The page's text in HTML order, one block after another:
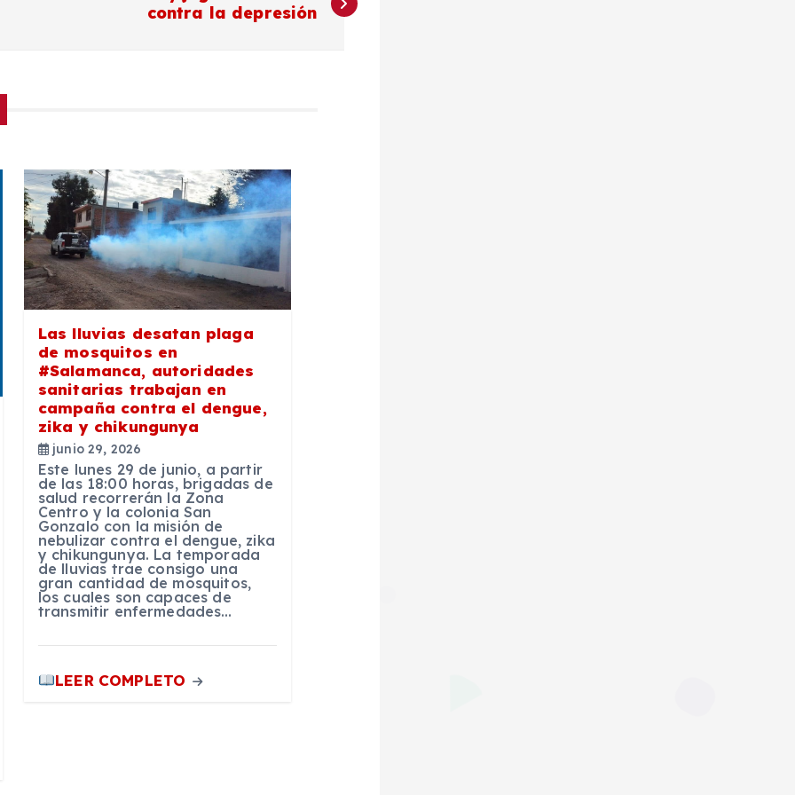
contra la depresión
Las lluvias desatan plaga
de mosquitos en
#Salamanca, autoridades
sanitarias trabajan en
campaña contra el dengue,
zika y chikungunya
junio 29, 2026
Este lunes 29 de junio, a partir
de las 18:00 horas, brigadas de
salud recorrerán la Zona
Centro y la colonia San
Gonzalo con la misión de
nebulizar contra el dengue, zika
y chikungunya. La temporada
de lluvias trae consigo una
gran cantidad de mosquitos,
los cuales son capaces de
transmitir enfermedades…
LEER COMPLETO